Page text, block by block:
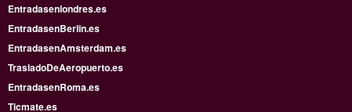
Entradasenlondres.es
EntradasenBerlin.es
EntradasenAmsterdam.es
TrasladoDeAeropuerto.es
EntradasenRoma.es
Ticmate.es